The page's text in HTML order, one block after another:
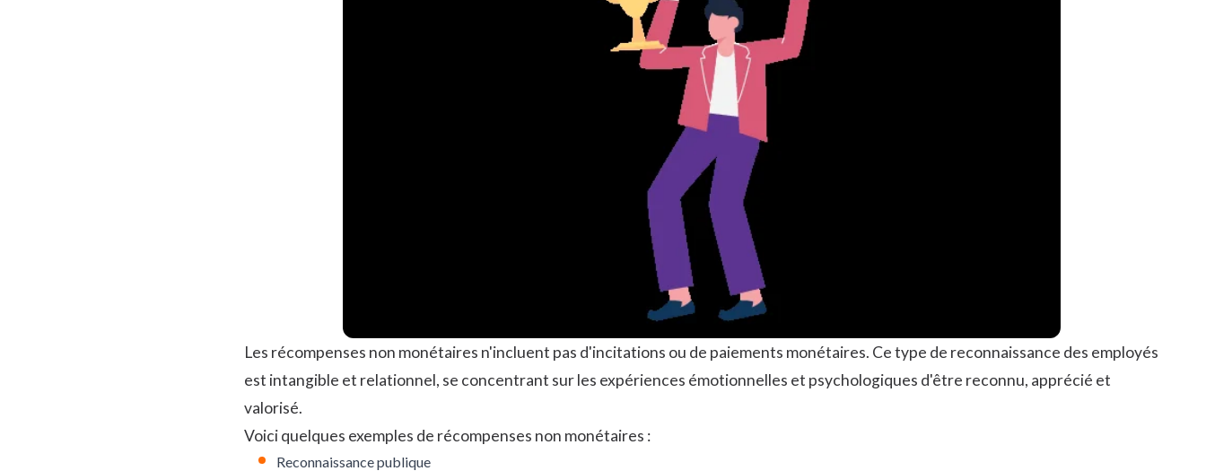
Les récompenses non monétaires n'incluent pas d'incitations ou de paiements monétaires. Ce type de reconnaissance des employés
est intangible et relationnel, se concentrant sur les expériences émotionnelles et psychologiques d'être reconnu, apprécié et
valorisé.
Voici quelques exemples de récompenses non monétaires :
Reconnaissance publique